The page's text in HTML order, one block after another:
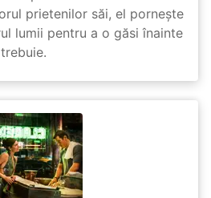
prietenilor săi, el pornește
lumii pentru a o găsi înainte